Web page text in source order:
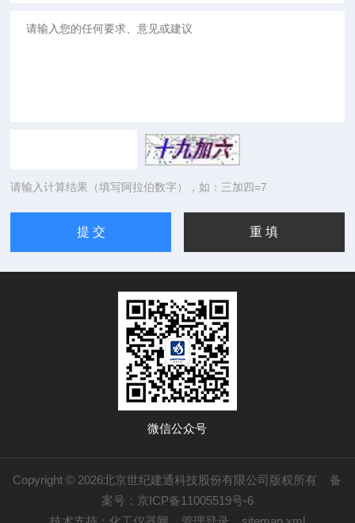
请输入计算结果（填写阿拉伯数字），如：三加四=7
微信公众号
Copyright © 2026北京世纪建通科技股份有限公司版权所有 备
案号：京ICP备11005519号-6